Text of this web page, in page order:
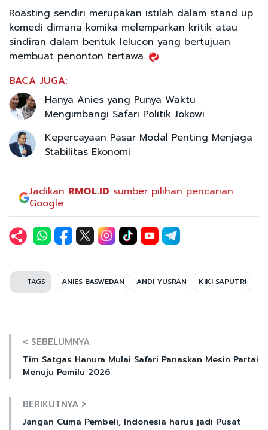
Roasting sendiri merupakan istilah dalam stand up
komedi dimana komika melemparkan kritik atau
sindiran dalam bentuk lelucon yang bertujuan
membuat penonton tertawa.
BACA JUGA:
Hanya Anies yang Punya Waktu
Mengimbangi Safari Politik Jokowi
Kepercayaan Pasar Modal Penting Menjaga
Stabilitas Ekonomi
Jadikan RMOL.ID sumber pilihan pencarian
Google
TAGS ANIES BASWEDAN ANDI YUSRAN KIKI SAPUTRI
< SEBELUMNYA
Tim Satgas Hanura Mulai Safari Panaskan Mesin Partai
Menuju Pemilu 2026
BERIKUTNYA >
Jangan Cuma Pembeli, Indonesia harus jadi Pusat